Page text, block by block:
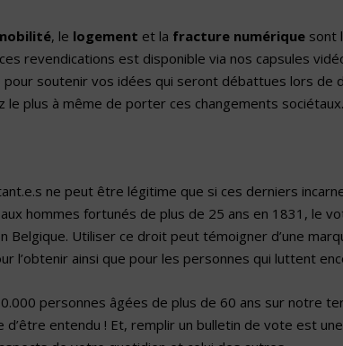
, le logement et la fracture numériquesont
revendications est disponible via nos capsules
soutenir vos idées qui seront débattues lors de
le plus à même de porter ces changements sociétaux.
ne peut être légitime que si ces derniers
hommes fortunés de plus de 25 ans en 1831, le
Belgique. Utiliser ce droit peut témoigner d’une
l’obtenir ainsi que pour les personnes qui luttent
personnes âgées de plus de 60 ans sur notre
entendu ! Et, remplir un bulletin de vote est une